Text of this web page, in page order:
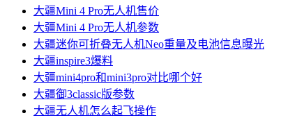
大疆Mini 4 Pro无人机售价
大疆Mini 4 Pro无人机参数
大疆迷你可折叠无人机Neo重量及电池信息曝光
大疆inspire3爆料
大疆mini4pro和mini3pro对比哪个好
大疆御3classic版参数
大疆无人机怎么起飞操作